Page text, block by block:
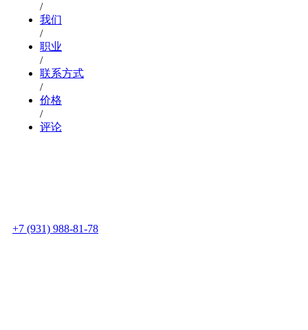
/
我们
/
职业
/
联系方式
/
价格
/
评论
+7 (931) 988-81-78